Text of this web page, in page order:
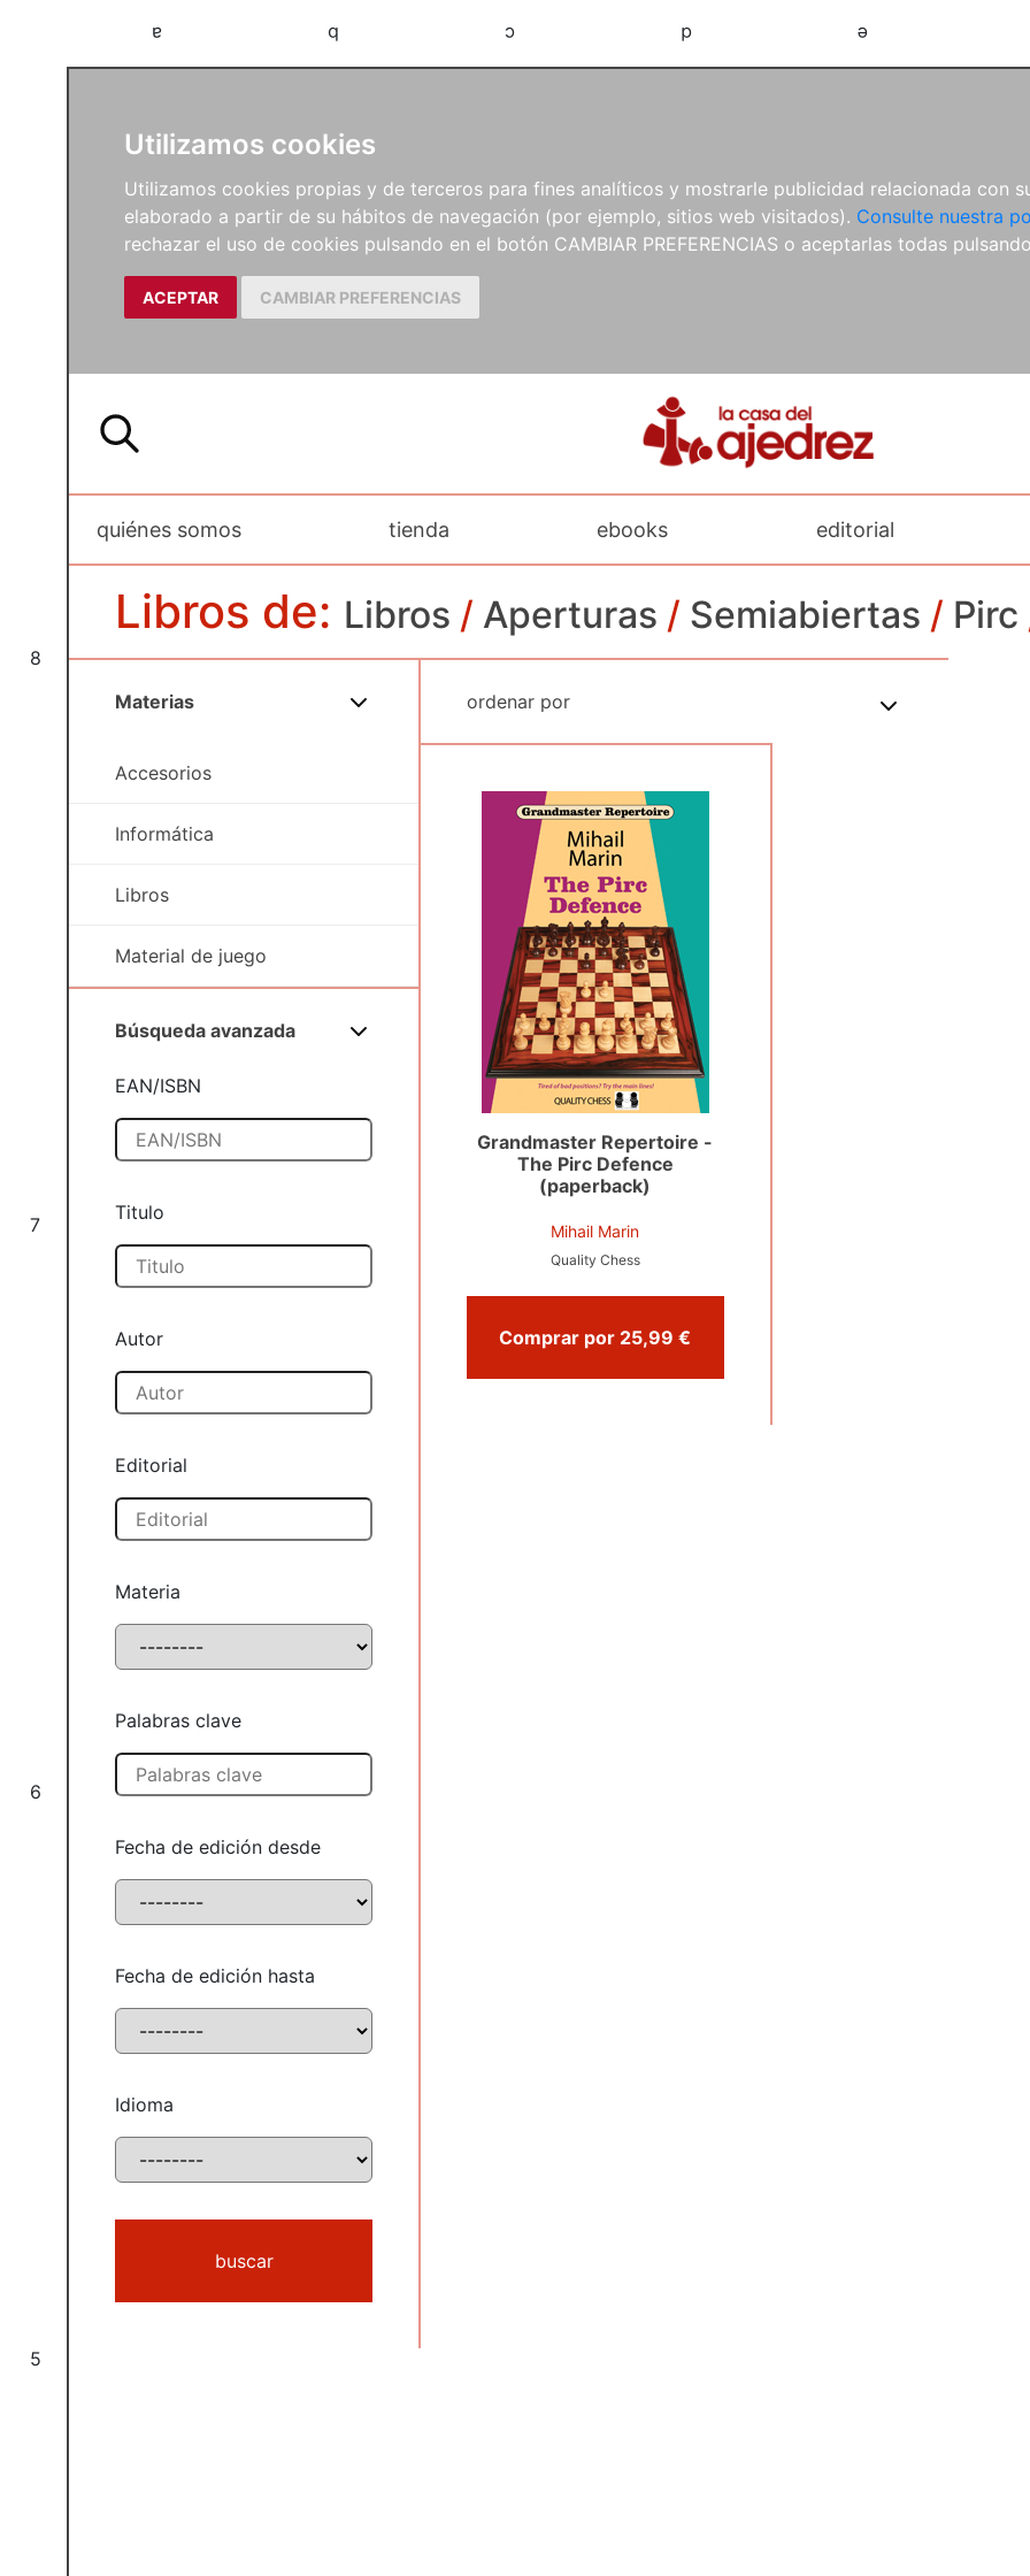
Utilizamos cookies
Utilizamos cookies propias y de terceros para fines analíticos y mostrarle publicidad relacionada con
elaborado a partir de su hábitos de navegación (por ejemplo, sitios web visitados). Consulte nuestra
rechazar el uso de cookies pulsando en el botón CAMBIAR PREFERENCIAS o aceptarlas todas
ACEPTAR CAMBIAR PREFERENCIAS
a b c d e
8
7
6
5
quiénes somos tienda ebooks editorial
Libros de: Libros / Aperturas / Semiabiertas / Pirc
Materias
Accesorios
Informática
Libros
Material de juego
Búsqueda avanzada
EAN/ISBN
Titulo
Autor
Editorial
Materia
Palabras clave
Fecha de edición desde
Fecha de edición hasta
Idioma
buscar
Grandmaster Repertoire -
The Pirc Defence
(paperback)
Mihail Marin
Quality Chess
Comprar por 25,99 €